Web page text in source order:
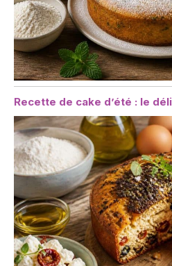
Recette de cake d’été : le